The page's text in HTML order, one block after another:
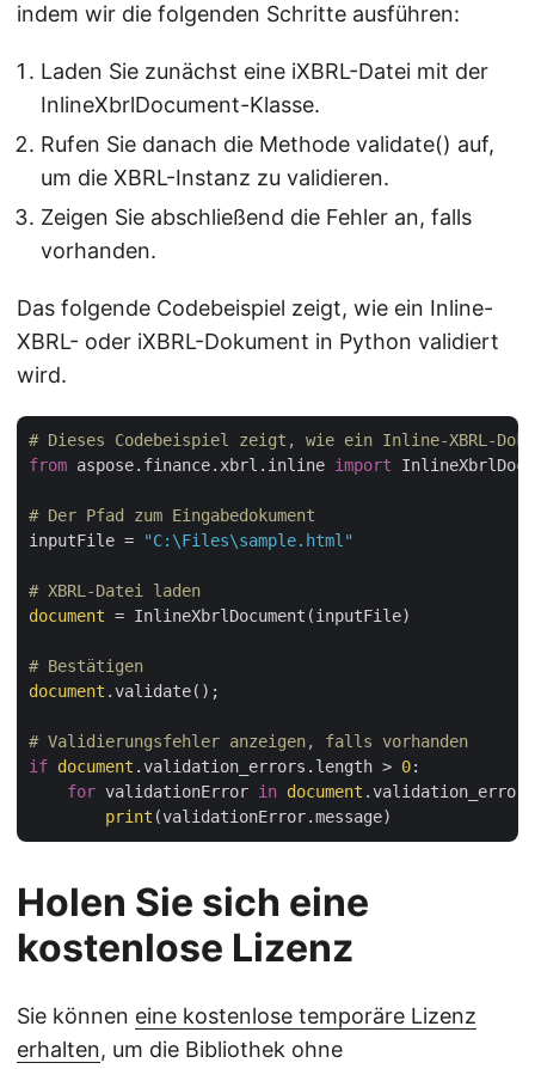
indem wir die folgenden Schritte ausführen:
Laden Sie zunächst eine iXBRL-Datei mit der
InlineXbrlDocument-Klasse.
Rufen Sie danach die Methode validate() auf,
um die XBRL-Instanz zu validieren.
Zeigen Sie abschließend die Fehler an, falls
vorhanden.
Das folgende Codebeispiel zeigt, wie ein Inline-
XBRL- oder iXBRL-Dokument in Python validiert
wird.
# Dieses Codebeispiel zeigt, wie ein Inline-XBRL-
from aspose.finance.xbrl.inline import
# Der Pfad zum Eingabedokument
inputFile =
"C:\Files\sample.html"
# XBRL-Datei laden
document = InlineXbrlDocument(inputFile)
# Bestätigen
document .validate();
# Validierungsfehler anzeigen, falls vorhanden
if document .validation_errors.length > 0:
for validationError in document
print
Holen Sie sich eine
kostenlose Lizenz
Sie können eine kostenlose temporäre Lizenz
erhalten, um die Bibliothek ohne